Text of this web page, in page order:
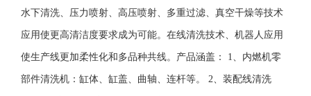
水下清洗、压力喷射、高压喷射、多重过滤、真空干燥等技术
应用使更高清洁度要求成为可能。在线清洗技术、机器人应用
使生产线更加柔性化和多品种共线。产品涵盖： 1、内燃机零
部件清洗机：缸体、缸盖、曲轴、连杆等。 2、装配线清洗